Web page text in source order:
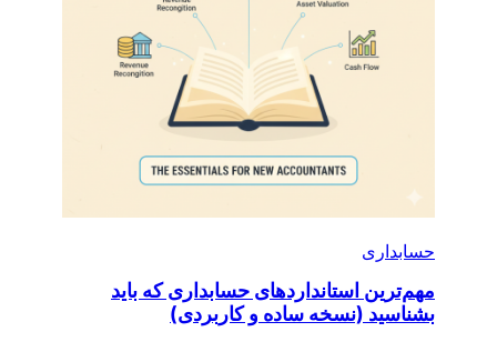
حسابداری
مهم‌ترین استانداردهای حسابداری که باید
بشناسید (نسخه ساده و کاربردی)